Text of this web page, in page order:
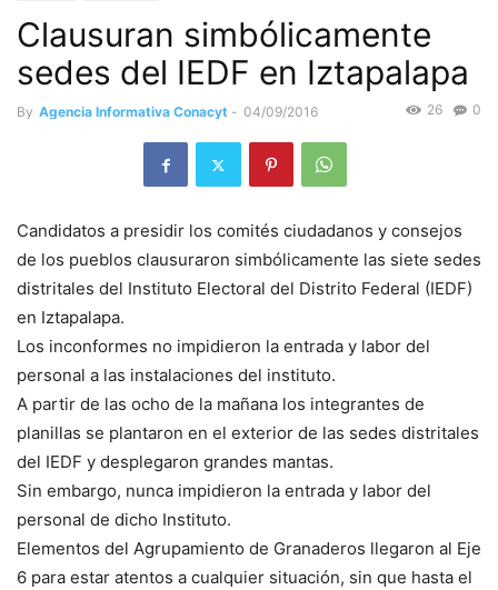
Clausuran simbólicamente
sedes del IEDF en Iztapalapa
By Agencia Informativa Conacyt - 04/09/2016 0
26
Candidatos a presidir los comités ciudadanos y consejos
de los pueblos clausuraron simbólicamente las siete sedes
distritales del Instituto Electoral del Distrito Federal (IEDF)
en Iztapalapa.
Los inconformes no impidieron la entrada y labor del
personal a las instalaciones del instituto.
A partir de las ocho de la mañana los integrantes de
planillas se plantaron en el exterior de las sedes distritales
del IEDF y desplegaron grandes mantas.
Sin embargo, nunca impidieron la entrada y labor del
personal de dicho Instituto.
Elementos del Agrupamiento de Granaderos llegaron al Eje
6 para estar atentos a cualquier situación, sin que hasta el